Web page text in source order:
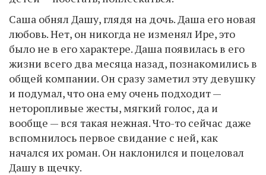
Саша обнял Дашу, глядя на дочь. Даша его новая
любовь. Нет, он никогда не изменял Ире, это
было не в его характере. Даша появилась в его
жизни всего два месяца назад, познакомились в
общей компании. Он сразу заметил эту девушку
и подумал, что она ему очень подходит —
неторопливые жесты, мягкий голос, да и
вообще — вся такая нежная. Что-то сейчас даже
вспомнилось первое свидание с ней, как
начался их роман. Он наклонился и поцеловал
Дашу в щечку.